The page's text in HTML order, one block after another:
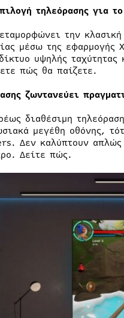
τηλεόρασης για
την
μέσω της εφαρμογής
υψηλής
πώς θα παίζετε.
ζωντανεύει
διαθέσιμη
μεγέθη οθόνης,
Δεν καλύπτουν
Δείτε πώς.